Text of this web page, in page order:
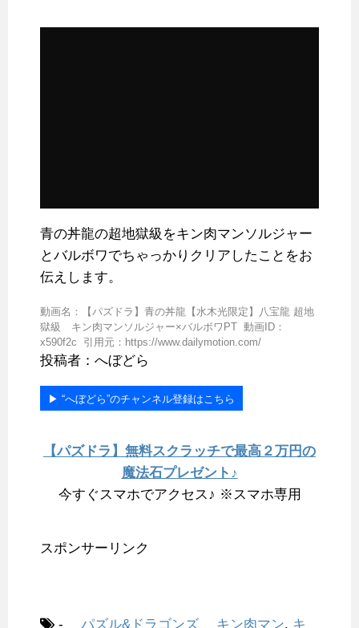
青の丼龍の超地獄級をキン肉マンソルジャー
とバルボワでちゃっかりクリアしたことをお
伝えします。
動画名：【パズドラ】青の丼龍【水木光限定】八宝龍 超地
獄級 キン肉マンソルジャー×バルボワPT 動画ID：
x590f2c 引用元：https://www.dailymotion.com/
投稿者：へぼどら
▶︎ “へぼどら”のチャンネル登録はこちら
【パズドラ】無料スクラッチで最高２万円の
魔法石プレゼント♪
今すぐスマホでアクセス♪ ※スマホ専用
スポンサーリンク
- パズル&ドラゴンズ キン肉マン, キ